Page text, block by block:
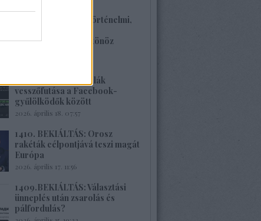
1412. BEKIÁLTÁS: Történelmi,
szembenézésre ösztönöz
1411.BEKIÁLTÁS: Milák
vesszőfutása a Facebook-
gyűlölködők között
2026. április 18. 07:57
1410. BEKIÁLTÁS: Orosz
rakéták célpontjává teszi magát
Európa
2026. április 17. 11:56
1409.BEKIÁLTÁS: Választási
ünneplés után zsarolás és
pálfordulás?